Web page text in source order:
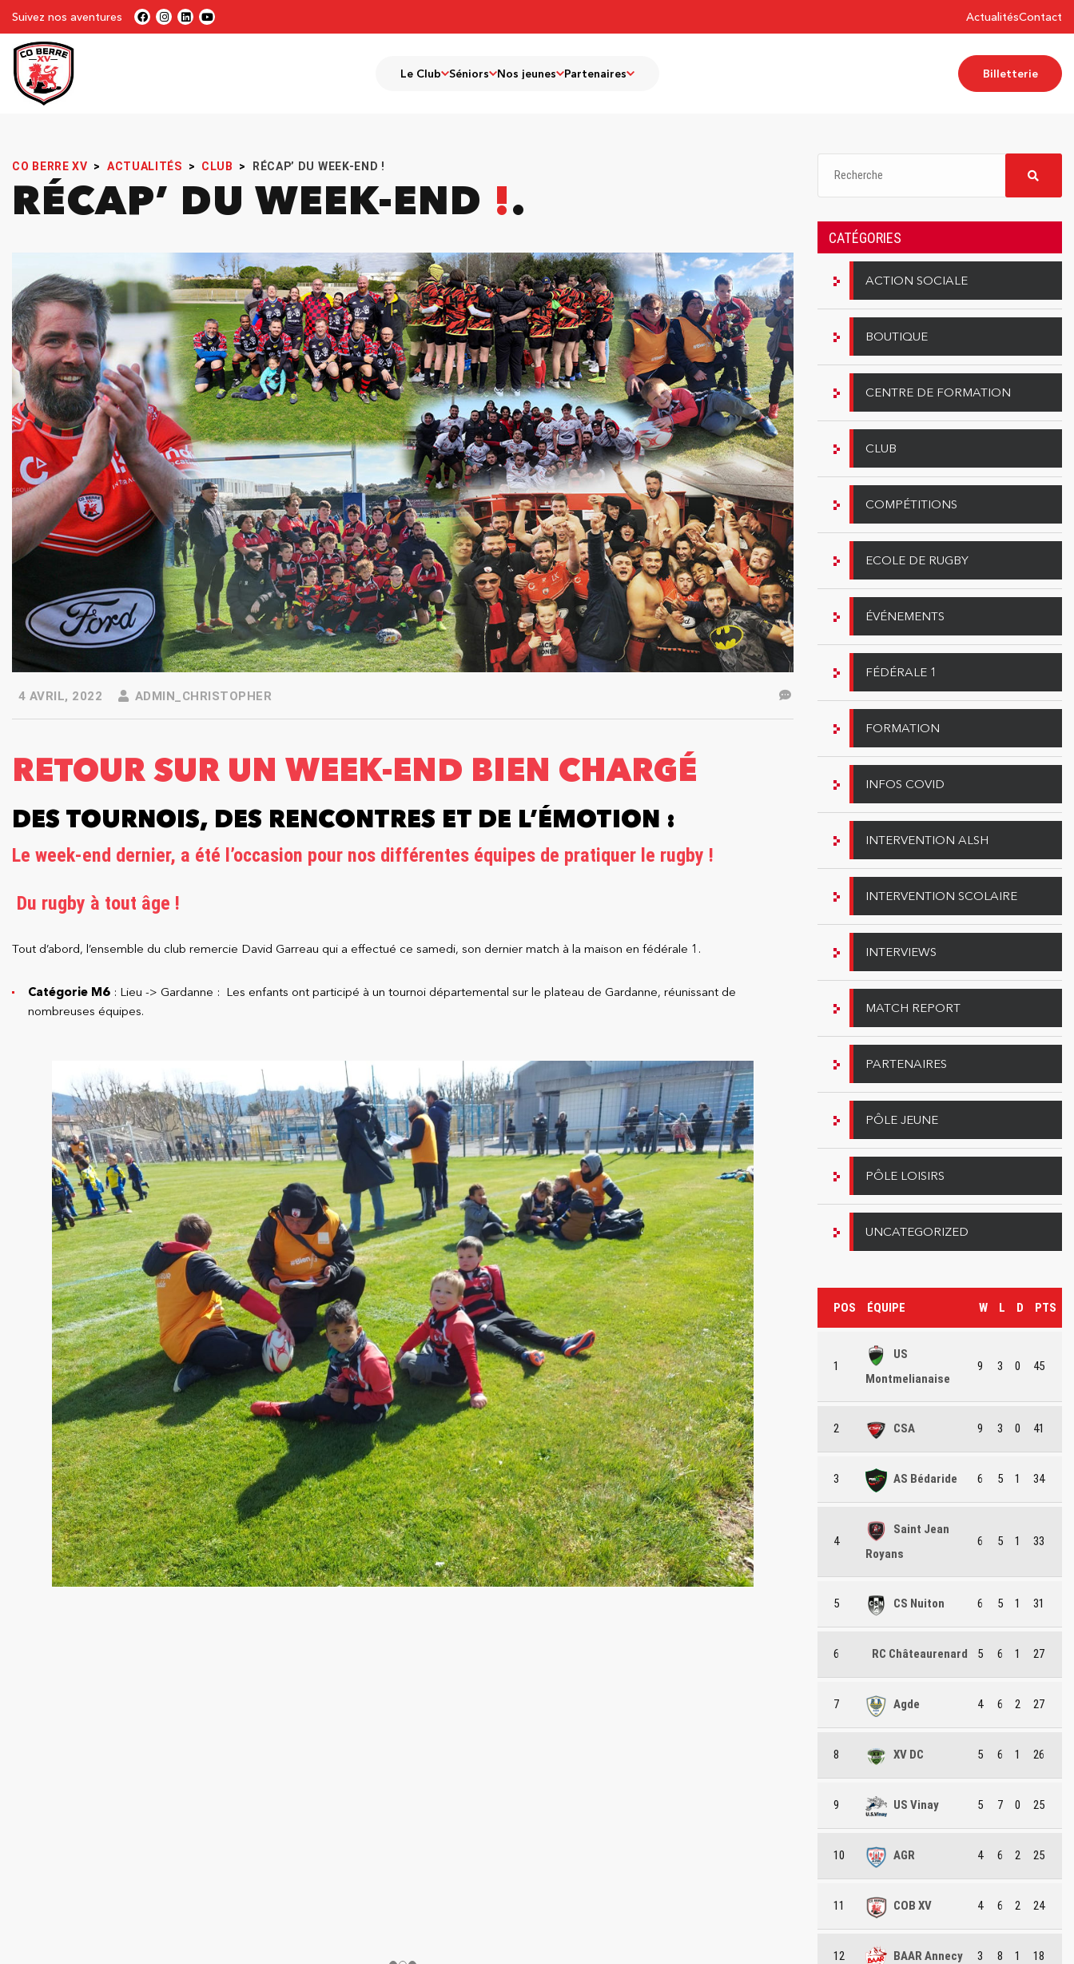
Suivez nos aventures ActualitésContact
Le Club Séniors Nos jeunes Partenaires Billetterie
CO BERRE XV > ACTUALITÉS > CLUB > RÉCAP’ DU WEEK-END !
RÉCAP’ DU WEEK-END !
4 AVRIL, 2022 ADMIN_CHRISTOPHER
RETOUR SUR UN WEEK-END BIEN CHARGÉ
DES TOURNOIS, DES RENCONTRES ET DE L’ÉMOTION :
Le week-end dernier, a été l’occasion pour nos différentes équipes de pratiquer le rugby !
Du rugby à tout âge !
Tout d’abord, l’ensemble du club remercie David Garreau qui a effectué ce samedi, son dernier match à la maison en fédérale 1.
Catégorie M6 : Lieu -> Gardanne : Les enfants ont participé à un tournoi départemental sur le plateau de Gardanne, réunissant de
nombreuses équipes.
CATÉGORIES
ACTION SOCIALE
BOUTIQUE
CENTRE DE FORMATION
CLUB
COMPÉTITIONS
ECOLE DE RUGBY
ÉVÉNEMENTS
FÉDÉRALE 1
FORMATION
INFOS COVID
INTERVENTION ALSH
INTERVENTION SCOLAIRE
INTERVIEWS
MATCH REPORT
PARTENAIRES
PÔLE JEUNE
PÔLE LOISIRS
UNCATEGORIZED
POS ÉQUIPE W L D PTS
1
US
Montmelianaise
9 3 0 45
2 CSA 9 3 0 41
3 AS Bédaride 6 5 1 34
4
Saint Jean
Royans
6 5 1 33
5 CS Nuiton 6 5 1 31
6 RC Châteaurenard 5 6 1 27
7 Agde 4 6 2 27
8 XV DC 5 6 1 26
9 US Vinay 5 7 0 25
10 AGR 4 6 2 25
11 COB XV 4 6 2 24
12 BAAR Annecy 3 8 1 18